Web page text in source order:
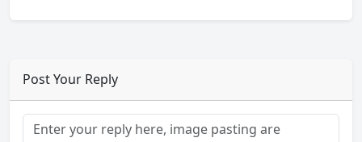
Post Your Reply